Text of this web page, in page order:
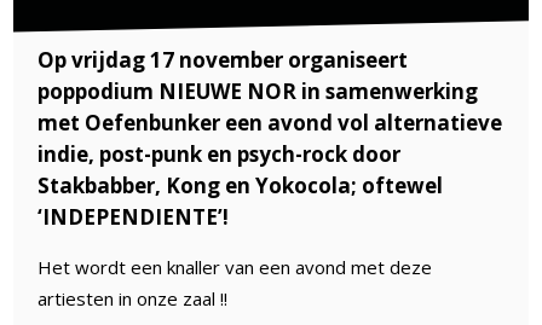
Op vrijdag 17 november organiseert
poppodium NIEUWE NOR in samenwerking
met Oefenbunker een avond vol alternatieve
indie, post-punk en psych-rock door
Stakbabber, Kong en Yokocola; oftewel
‘INDEPENDIENTE’!
Het wordt een knaller van een avond met deze
artiesten in onze zaal !!